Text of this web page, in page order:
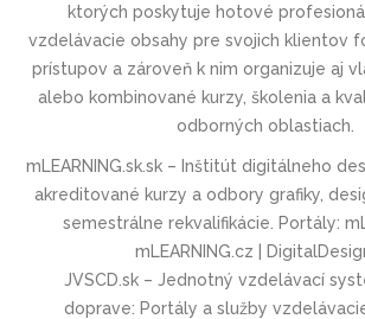
ktorých poskytuje hotové
vzdelávacie obsahy pre svojich klientov
prístupov a zároveň k nim organizuje aj
alebo kombinované kurzy, školenia a
odborných oblastiach.
mLEARNING.sk.sk – Inštitút digitálneho
akreditované kurzy a odbory grafiky,
semestrálne rekvalifikácie. Portály:
mLEARNING.cz |
JVSCD.sk – Jednotný vzdelávací
doprave: Portály a služby